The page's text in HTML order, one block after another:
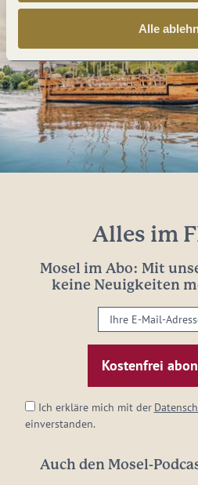
Alle
Alles im
Mosel im Abo: Mit
keine Neuigkeiten
Ihre
E-
Mail-
Adresse:
Ich erkläre mich mit der
einverstanden.
Auch den Mosel-